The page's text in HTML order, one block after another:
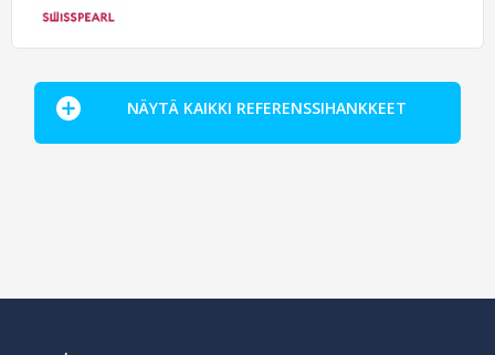
NÄYTÄ KAIKKI REFERENSSIHANKKEET